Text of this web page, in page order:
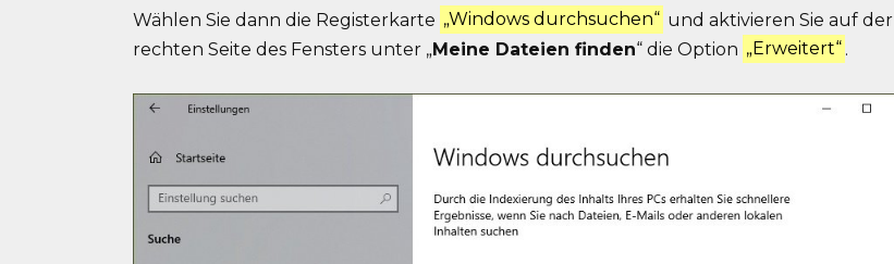
Wählen Sie dann die Registerkarte „Windows durchsuchen“ und aktivieren Sie auf der
rechten Seite des Fensters unter „Meine Dateien finden“ die Option „Erweitert“ .